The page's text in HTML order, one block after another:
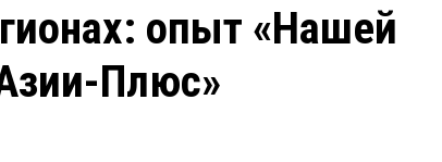
опыт «Нашей
Плюс»